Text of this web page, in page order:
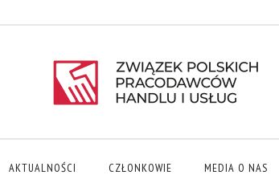
AKTUALNOŚCI CZŁONKOWIE MEDIA O NAS